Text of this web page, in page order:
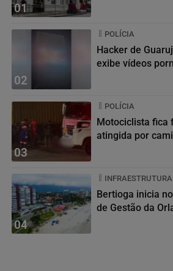
01
02
POLÍCIA
Hacker de
exibe vídeos
03
POLÍCIA
Motociclista fica
atingida por
04
INFRAESTRUTURA
Bertioga inicia
de Gestão da